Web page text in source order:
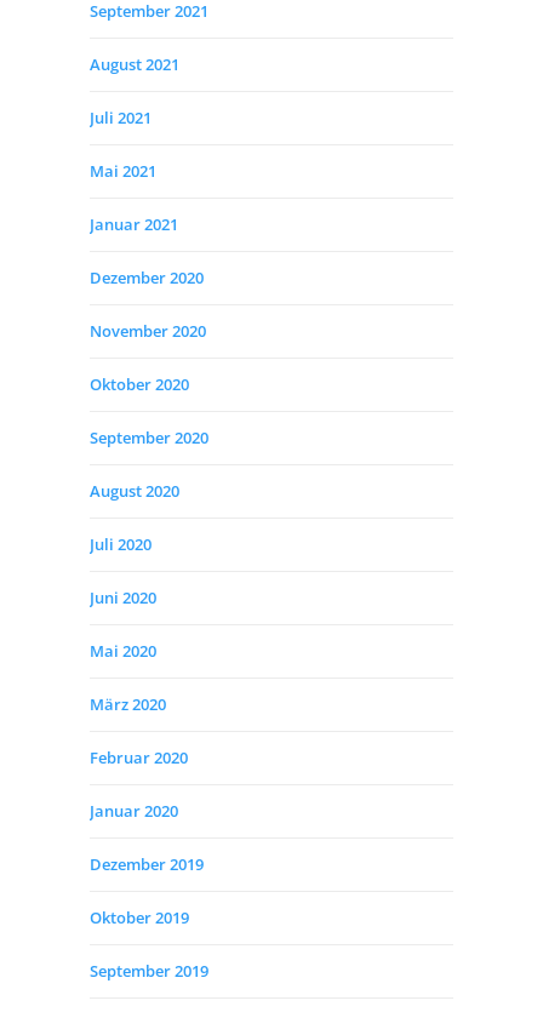
September 2021
August 2021
Juli 2021
Mai 2021
Januar 2021
Dezember 2020
November 2020
Oktober 2020
September 2020
August 2020
Juli 2020
Juni 2020
Mai 2020
März 2020
Februar 2020
Januar 2020
Dezember 2019
Oktober 2019
September 2019